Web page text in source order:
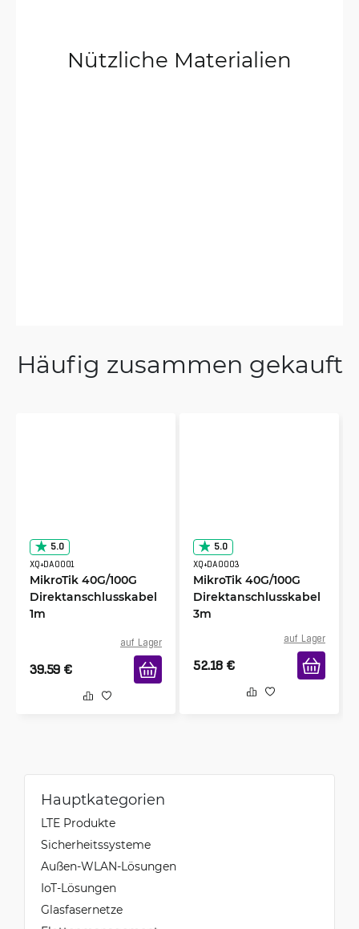
Nützliche Materialien
Häufig zusammen gekauft
5.0
XQ+DA0001
MikroTik 40G/100G
Direktanschlusskabel
1m
auf Lager
39.59 €
5.0
XQ+DA0003
MikroTik 40G/100G
Direktanschlusskabel
3m
auf Lager
52.18 €
Hauptkategorien
LTE Produkte
Sicherheitssysteme
Außen-WLAN-Lösungen
IoT-Lösungen
Glasfasernetze